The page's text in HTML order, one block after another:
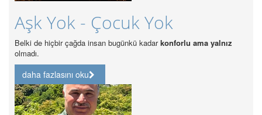
Aşk Yok - Çocuk Yok
Belki de hiçbir çağda insan bugünkü kadarkonforlu ama yalnız
olmadı.
daha fazlasını oku